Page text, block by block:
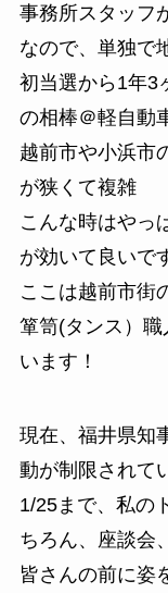
事務所スタッフ
なので、単独で
初当選から1年3
の相棒＠軽自動
越前市や小浜市
が狭くて複雑
こんな時はやっ
が効いて良いで
ここは越前市街
箪笥(タンス）
います！
現在、福井県知
動が制限されて
1/25まで、私の
ちろん、座談会
皆さんの前に姿